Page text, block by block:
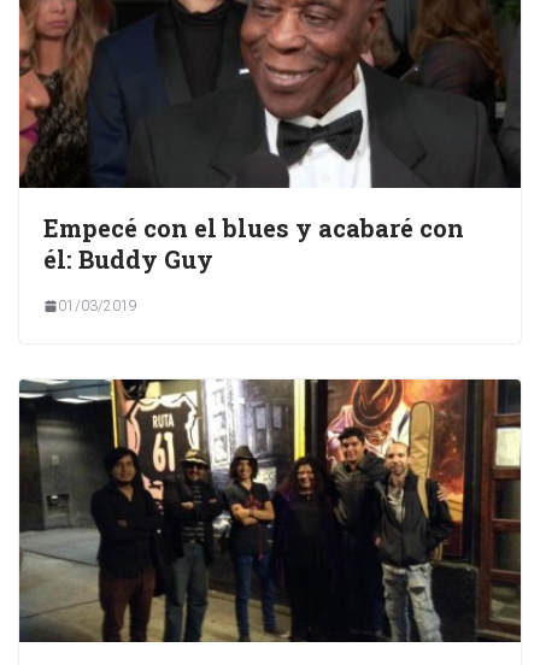
Empecé con el blues y acabaré con
él: Buddy Guy
01/03/2019